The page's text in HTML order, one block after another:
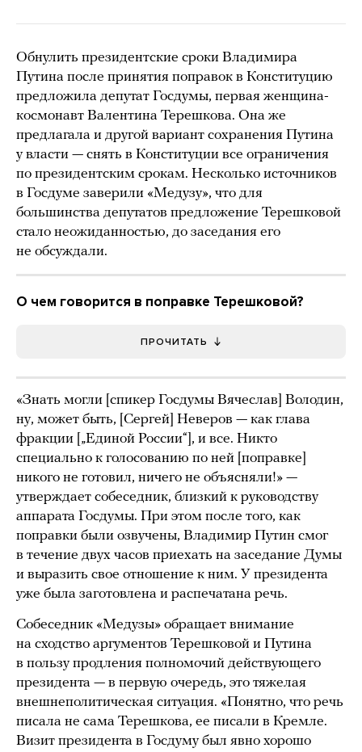
Обнулить президентские сроки Владимира
Путина после принятия поправок в Конституцию
предложила депутат Госдумы, первая женщина-
космонавт Валентина Терешкова. Она же
предлагала и другой вариант сохранения Путина
у власти — снять в Конституции все ограничения
по президентским срокам. Несколько источников
в Госдуме заверили «Медузу», что для
большинства депутатов предложение Терешковой
стало неожиданностью, до заседания его
не обсуждали.
О чем говорится в поправке Терешковой?
ПРОЧИТАТЬ
«Знать могли [спикер Госдумы Вячеслав] Володин,
ну, может быть, [Сергей] Неверов — как глава
фракции [„Единой России“], и все. Никто
специально к голосованию по ней [поправке]
никого не готовил, ничего не объясняли!» —
утверждает собеседник, близкий к руководству
аппарата Госдумы. При этом после того, как
поправки были озвучены, Владимир Путин смог
в течение двух часов приехать на заседание Думы
и выразить свое отношение к ним. У президента
уже была заготовлена и распечатана речь.
Собеседник «Медузы» обращает внимание
на сходство аргументов Терешковой и Путина
в пользу продления полномочий действующего
президента — в первую очередь, это тяжелая
внешнеполитическая ситуация. «Понятно, что речь
писала не сама Терешкова, ее писали в Кремле.
Визит президента в Госдуму был явно хорошо